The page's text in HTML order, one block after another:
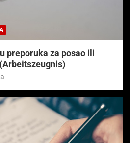
preporuka za posao ili